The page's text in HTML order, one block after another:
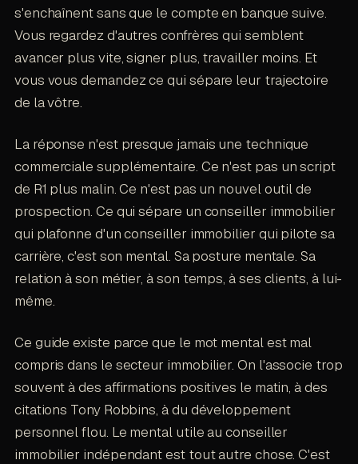
s'enchaînent sans que le compte en banque suive.
Vous regardez d'autres confrères qui semblent
avancer plus vite, signer plus, travailler moins. Et
vous vous demandez ce qui sépare leur trajectoire
de la vôtre.
La réponse n'est presque jamais une technique
commerciale supplémentaire. Ce n'est pas un script
de R1 plus malin. Ce n'est pas un nouvel outil de
prospection. Ce qui sépare un conseiller immobilier
qui plafonne d'un conseiller immobilier qui pilote sa
carrière, c'est son mental. Sa posture mentale. Sa
relation à son métier, à son temps, à ses clients, à lui-
même.
Ce guide existe parce que le mot mental est mal
compris dans le secteur immobilier. On l'associe trop
souvent à des affirmations positives le matin, à des
citations Tony Robbins, à du développement
personnel flou. Le mental utile au conseiller
immobilier indépendant est tout autre chose. C'est